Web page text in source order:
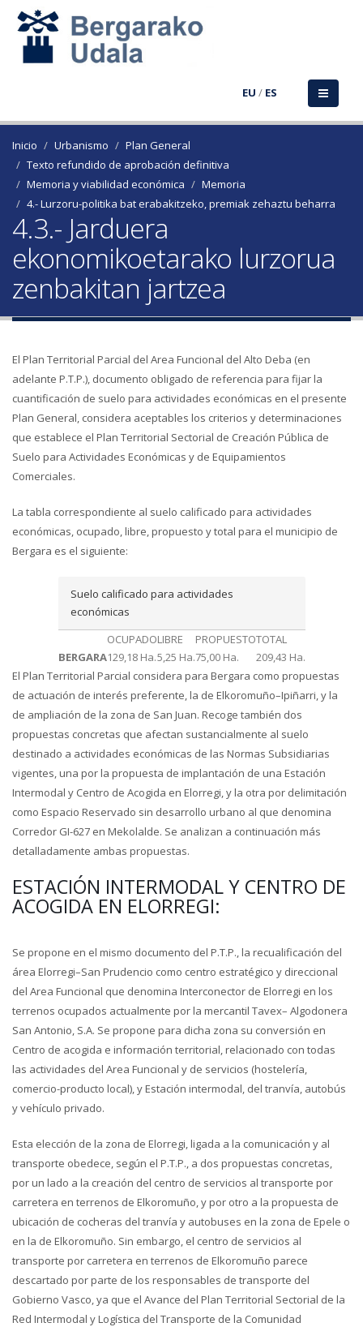
EU / ES
Inicio Urbanismo
Plan General
Texto refundido de aprobación definitiva
Memoria y viabilidad económica
Memoria
4.- Lurzoru-politika bat erabakitzeko, premiak zehaztu beharra
4.3.- Jarduera
ekonomikoetarako lurzorua
zenbakitan jartzea
El Plan Territorial Parcial del Area Funcional del Alto Deba (en
adelante P.T.P.), documento obligado de referencia para fijar la
cuantificación de suelo para actividades económicas en el presente
Plan General, considera aceptables los criterios y determinaciones
que establece el Plan Territorial Sectorial de Creación Pública de
Suelo para Actividades Económicas y de Equipamientos
Comerciales.
La tabla correspondiente al suelo calificado para actividades
económicas, ocupado, libre, propuesto y total para el municipio de
Bergara es el siguiente:
Suelo calificado para actividades
económicas
OCUPADOLIBRE PROPUESTOTOTAL
BERGARA129,18 Ha.5,25 Ha.75,00 Ha.
209,43 Ha.
El Plan Territorial Parcial considera para Bergara como propuestas
de actuación de interés preferente, la de Elkoromuño–Ipiñarri, y la
de ampliación de la zona de San Juan. Recoge también dos
propuestas concretas que afectan sustancialmente al suelo
destinado a actividades económicas de las Normas Subsidiarias
vigentes, una por la propuesta de implantación de una Estación
Intermodal y Centro de Acogida en Elorregi, y la otra por delimitación
como Espacio Reservado sin desarrollo urbano al que denomina
Corredor GI-627 en Mekolalde. Se analizan a continuación más
detalladamente ambas propuestas.
ESTACIÓN INTERMODAL Y CENTRO DE
ACOGIDA EN ELORREGI:
Se propone en el mismo documento del P.T.P., la recualificación del
área Elorregi–San Prudencio como centro estratégico y direccional
del Area Funcional que denomina Interconector de Elorregi en los
terrenos ocupados actualmente por la mercantil Tavex– Algodonera
San Antonio, S.A. Se propone para dicha zona su conversión en
Centro de acogida e información territorial, relacionado con todas
las actividades del Area Funcional y de servicios (hostelería,
comercio-producto local), y Estación intermodal, del tranvía, autobús
y vehículo privado.
Esta elección de la zona de Elorregi, ligada a la comunicación y al
transporte obedece, según el P.T.P., a dos propuestas concretas,
por un lado a la creación del centro de servicios al transporte por
carretera en terrenos de Elkoromuño, y por otro a la propuesta de
ubicación de cocheras del tranvía y autobuses en la zona de Epele o
en la de Elkoromuño. Sin embargo, el centro de servicios al
transporte por carretera en terrenos de Elkoromuño parece
descartado por parte de los responsables de transporte del
Gobierno Vasco, ya que el Avance del Plan Territorial Sectorial de la
Red Intermodal y Logística del Transporte de la Comunidad